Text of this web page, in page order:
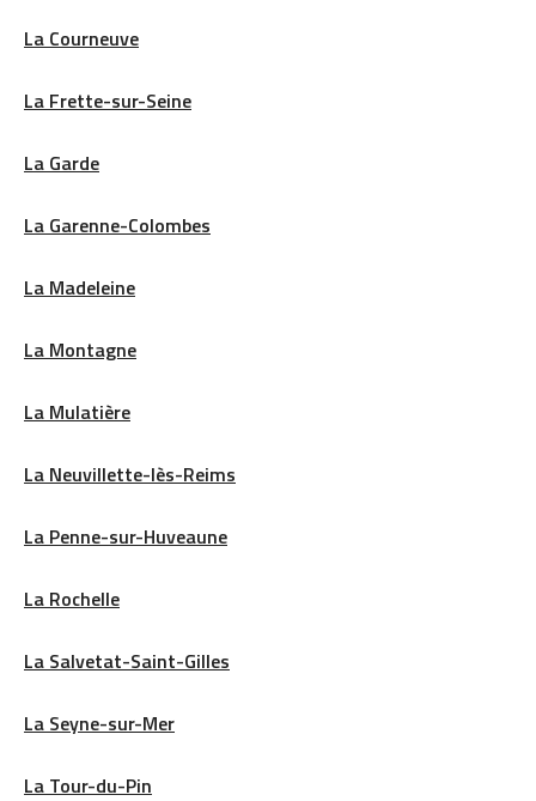
La Courneuve
La Frette-sur-Seine
La Garde
La Garenne-Colombes
La Madeleine
La Montagne
La Mulatière
La Neuvillette-lès-Reims
La Penne-sur-Huveaune
La Rochelle
La Salvetat-Saint-Gilles
La Seyne-sur-Mer
La Tour-du-Pin